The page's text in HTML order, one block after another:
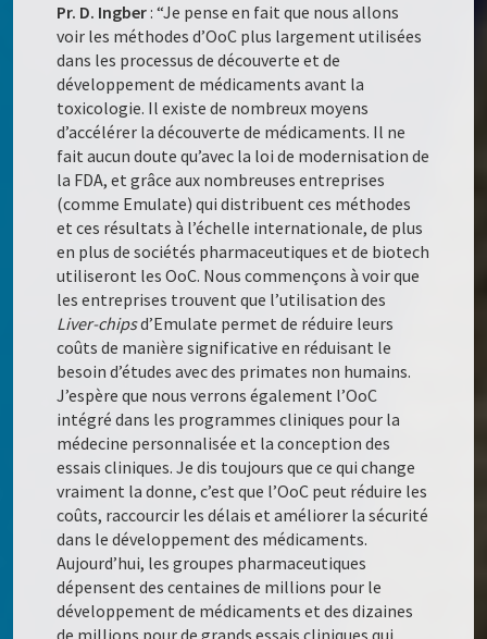
Pr. D. Ingber: “Je pense en fait que nous allons
voir les méthodes d’OoC plus largement utilisées
dans les processus de découverte et de
développement de médicaments avant la
toxicologie. Il existe de nombreux moyens
d’accélérer la découverte de médicaments. Il ne
fait aucun doute qu’avec la loi de modernisation de
la FDA, et grâce aux nombreuses entreprises
(comme Emulate) qui distribuent ces méthodes
et ces résultats à l’échelle internationale, de plus
en plus de sociétés pharmaceutiques et de biotech
utiliseront les OoC. Nous commençons à voir que
les entreprises trouvent que l’utilisation des
Liver-chipsd’Emulate permet de réduire leurs
coûts de manière significative en réduisant le
besoin d’études avec des primates non humains.
J’espère que nous verrons également l’OoC
intégré dans les programmes cliniques pour la
médecine personnalisée et la conception des
essais cliniques. Je dis toujours que ce qui change
vraiment la donne, c’est que l’OoC peut réduire les
coûts, raccourcir les délais et améliorer la sécurité
dans le développement des médicaments.
Aujourd’hui, les groupes pharmaceutiques
dépensent des centaines de millions pour le
développement de médicaments et des dizaines